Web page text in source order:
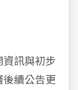
訊與初步
續公告更